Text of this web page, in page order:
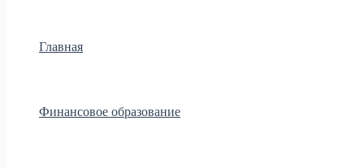
Главная
Финансовое образование